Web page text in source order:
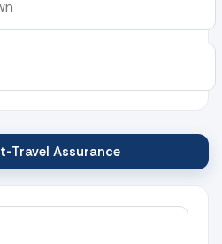
Travel Assurance